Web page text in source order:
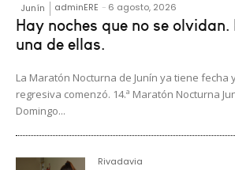
Junín adminERE - 6 agosto, 2026
Hay noches que no se olvidan.
una de ellas.
La Maratón Nocturna de Junín ya tiene fecha
regresiva comenzó. 14.ª Maratón Nocturna
Domingo...
Rivadavia